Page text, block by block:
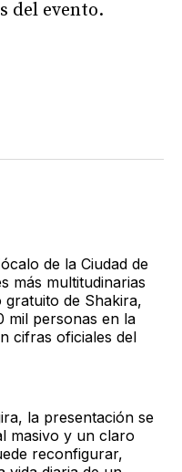
del evento.
de la Ciudad de
más multitudinarias
de Shakira,
mil personas en la
cifras oficiales del
la presentación se
masivo y un claro
reconfigurar,